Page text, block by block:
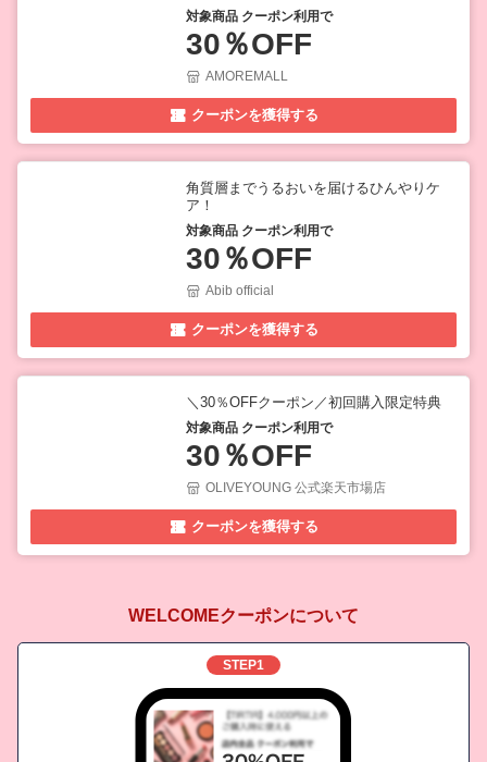
対象商品 クーポン利用で
30％OFF
AMOREMALL
クーポンを獲得する
角質層までうるおいを届けるひんやりケ
ア！
対象商品 クーポン利用で
30％OFF
Abib official
クーポンを獲得する
＼30％OFFクーポン／初回購入限定特典
対象商品 クーポン利用で
30％OFF
OLIVEYOUNG 公式楽天市場店
クーポンを獲得する
WELCOMEクーポンについて
STEP1